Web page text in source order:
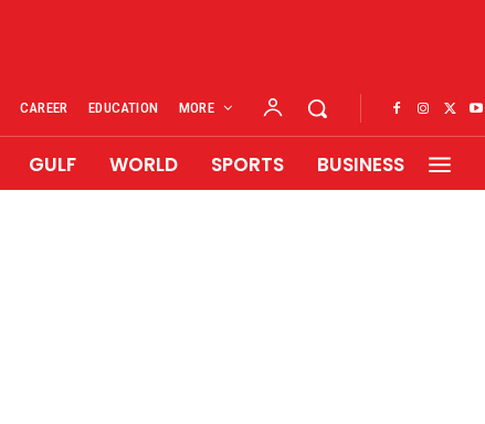
CAREER EDUCATION MORE
GULF WORLD SPORTS BUSINESS